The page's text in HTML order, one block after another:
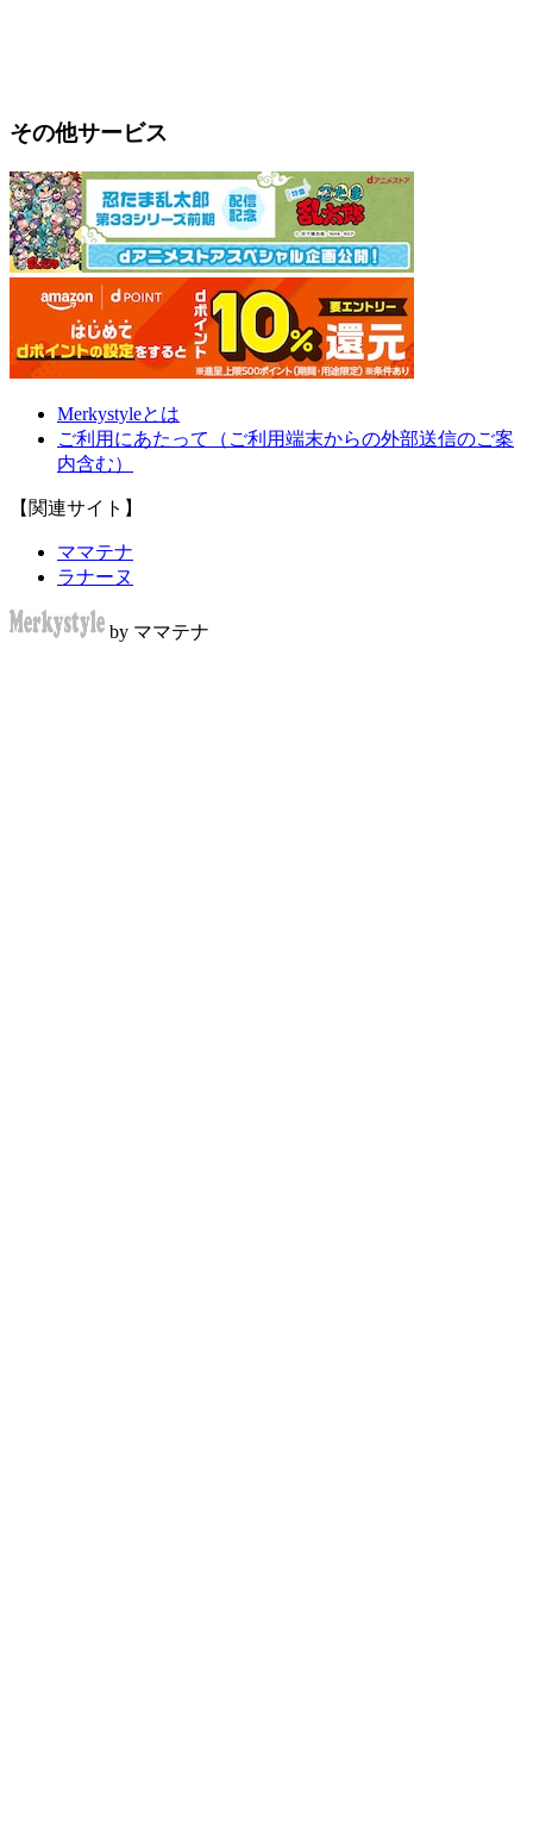
その他サービス
Merkystyleとは
ご利用にあたって（ご利用端末からの外部送信のご案
内含む）
【関連サイト】
ママテナ
ラナーヌ
by ママテナ